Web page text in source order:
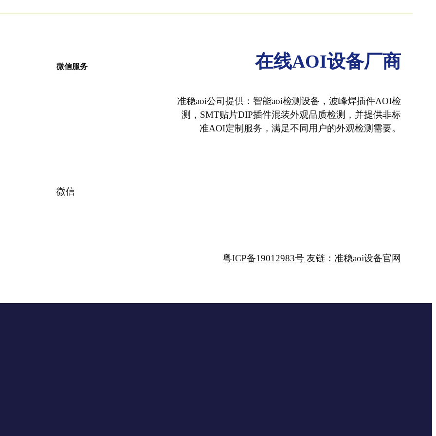
微信服务
微信
在线AOI设备厂商
准稳aoi公司提供：智能aoi检测设备，波峰焊插件AOI检
测，SMT贴片DIP插件混装外观品质检测，并提供非标
准AOI定制服务，满足不同用户的外观检测需要。
粤ICP备19012983号 友链： 准稳aoi设备官网